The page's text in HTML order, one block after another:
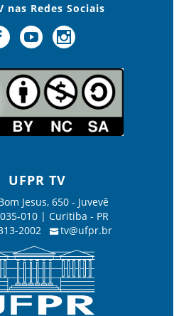
nas Redes Sociais
UFPR TV
Jesus, 650 - Juvevê
010 | Curitiba - PR
2002
tv@ufpr.br